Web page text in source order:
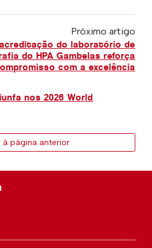
Próximo artigo
do laboratório de
do HPA Gambelas reforça
com a excelência
nos 2026 World
à página anterior